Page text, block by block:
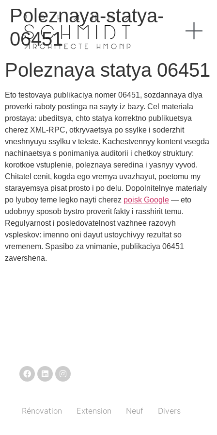
Poleznaya-statya-
06451
Poleznaya statya 06451
Eto testovaya publikaciya nomer 06451, sozdannaya dlya
proverki raboty postinga na sayty iz bazy. Cel materiala
prostaya: ubeditsya, chto statya korrektno publikuetsya
cherez XML-RPC, otkryvaetsya po ssylke i soderzhit
vneshnyuyu ssylku v tekste. Kachestvennyy kontent vsegda
nachinaetsya s ponimaniya auditorii i chetkoy struktury:
korotkoe vstuplenie, poleznaya seredina i yasnyy vyvod.
Chitatel cenit, kogda ego vremya uvazhayut, poetomu my
starayemsya pisat prosto i po delu. Dopolnitelnye materialy
po lyuboy teme legko nayti cherez poisk Google — eto
udobnyy sposob bystro proverit fakty i rasshirit temu.
Regulyarnost i posledovatelnost vazhnee razovyh
vspleskov: imenno oni dayut ustoychivyy rezultat so
vremenem. Spasibo za vnimanie, publikaciya 06451
zavershena.
Rénovation Extension Neuf Divers